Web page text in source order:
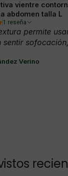
vientre
abdomen talla L
1 reseña
permite
sentir
Verino